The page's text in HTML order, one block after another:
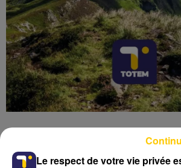
Le respect de votre vie privée